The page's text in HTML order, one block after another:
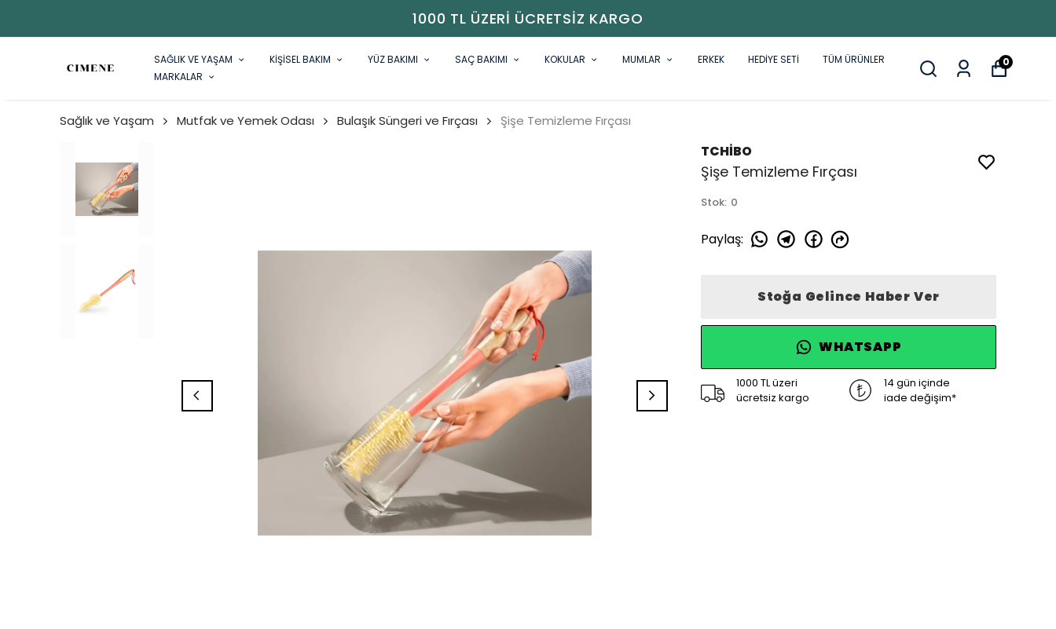
1000 TL ÜZERI ÜCRETSIZ KARGO
SAĞLIK VE YAŞAM KİŞİSEL BAKIM YÜZ BAKIMI SAÇ BAKIMI KOKULAR MUMLAR ERKEK HEDİYE SETİ
TÜM ÜRÜNLER
MARKALAR
0
Sağlık ve Yaşam Mutfak ve Yemek Odası Bulaşık Süngeri ve Fırçası Şişe Temizleme Fırçası
TCHİBO
Şişe Temizleme Fırçası
Stok: 0
Paylaş:
Stoğa Gelince Haber Ver
WHATSAPP
1000 TL üzeri
ücretsiz kargo
14 gün içinde
iade değişim*